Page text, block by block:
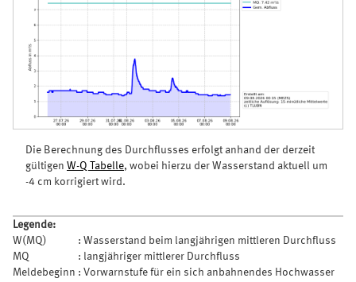
Die Berechnung des Durchflusses erfolgt anhand der derzeit
gültigen W-Q Tabelle, wobei hierzu der Wasserstand aktuell um
-4 cm korrigiert wird.
Legende:
W(MQ)
: Wasserstand beim langjährigen mittleren Durchfluss
MQ
: langjähriger mittlerer Durchfluss
Meldebeginn : Vorwarnstufe für ein sich anbahnendes Hochwasser